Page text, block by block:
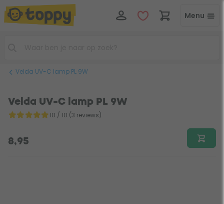
Menu
Velda UV-C lamp PL 9W
Velda UV-C lamp PL 9W
10 / 10 (3 reviews)
8,95